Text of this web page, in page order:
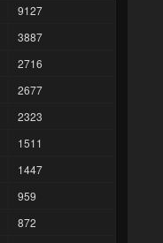
9127
3887
2716
2677
2323
1511
1447
959
872